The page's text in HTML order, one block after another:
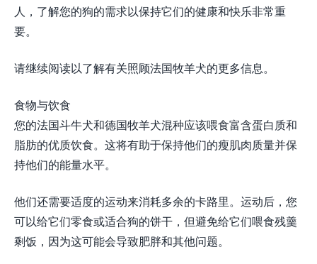
人，了解您的狗的需求以保持它们的健康和快乐非常重
要。
请继续阅读以了解有关照顾法国牧羊犬的更多信息。
食物与饮食
您的法国斗牛犬和德国牧羊犬混种应该喂食富含蛋白质和
脂肪的优质饮食。这将有助于保持他们的瘦肌肉质量并保
持他们的能量水平。
他们还需要适度的运动来消耗多余的卡路里。运动后，您
可以给它们零食或适合狗的饼干，但避免给它们喂食残羹
剩饭，因为这可能会导致肥胖和其他问题。